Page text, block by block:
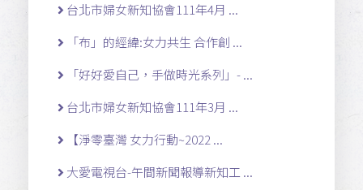
台北市婦女新知協會111年4月 ...
「布」的經緯:女力共生 合作創 ...
「好好愛自己，手做時光系列」- ...
台北市婦女新知協會111年3月 ...
【淨零臺灣 女力行動~2022 ...
大愛電視台-午間新聞報導新知工 ...